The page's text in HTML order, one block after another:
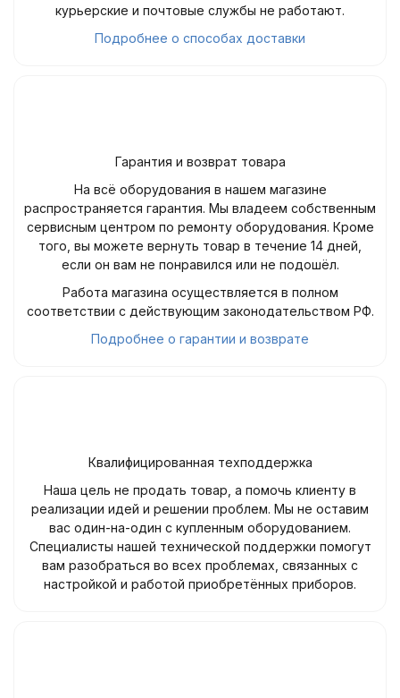
курьерские и почтовые службы не работают.
Подробнее о способах доставки
Гарантия и возврат товара
На всё оборудования в нашем магазине
распространяется гарантия. Мы владеем собственным
сервисным центром по ремонту оборудования. Кроме
того, вы можете вернуть товар в течение 14 дней,
если он вам не понравился или не подошёл.
Работа магазина осуществляется в полном
соответствии с действующим законодательством РФ.
Подробнее о гарантии и возврате
Квалифицированная техподдержка
Наша цель не продать товар, а помочь клиенту в
реализации идей и решении проблем. Мы не оставим
вас один-на-один с купленным оборудованием.
Специалисты нашей технической поддержки помогут
вам разобраться во всех проблемах, связанных с
настройкой и работой приобретённых приборов.